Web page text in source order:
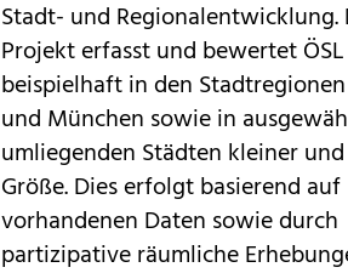
Stadt- und Regionalentwicklung.
Projekt erfasst und bewertet ÖSL
beispielhaft in den Stadtregionen
und München sowie in
umliegenden Städten kleiner
Größe. Dies erfolgt basierend auf
vorhandenen Daten sowie durch
partizipative räumliche